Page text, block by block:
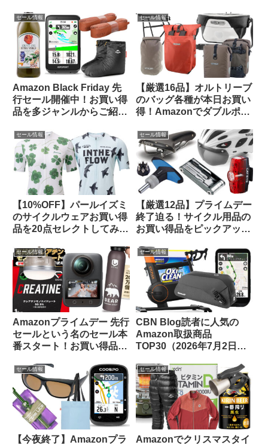
セール情報
Amazon Black Friday 先
行セール開催中！お買い得
品を多ジャンルからご紹介
日版】
セール情報
【厳選16品】オルトリーブ
のバッグ各種が本日お買い
得！Amazonでダブルポイ
をピックアップしてご紹介
セール情報
【10%OFF】パールイズミ
のサイクルウェアお買い得
品を20点セレクトしてみま
ス】
セール情報
【厳選12品】プライムデー
終了迫る！サイクル用品の
お買い得品をピックアップ
セール情報
Amazonプライムデー 先行
セールという名のセール本
番スタート！お買い得品を
ます
セール情報
CBN Blog読者に人気の
Amazon取扱商品
TOP30（2026年7月2日
セール情報
【今夜終了】Amazonプラ
セール情報
Amazonでクリスマスタイ